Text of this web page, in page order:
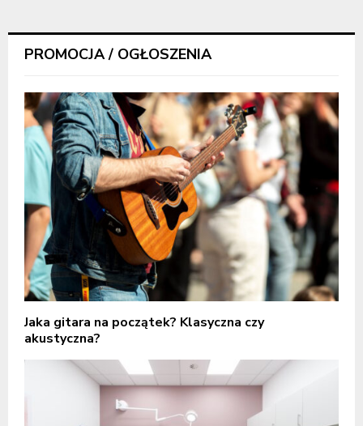
PROMOCJA / OGŁOSZENIA
Jaka gitara na początek? Klasyczna czy
akustyczna?